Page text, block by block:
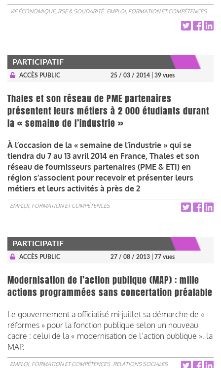
VIE ÉCONOMIQUE, RSE & SOLIDARITÉ EMPLOI, FORMATION ET COMPÉTENCES
PARTICIPATIF
ACCÈS PUBLIC 25 / 03 / 2014 | 39 vues
Thales et son réseau de PME partenaires
présentent leurs métiers à 2 000 étudiants durant
la « semaine de l’industrie »
À l’occasion de la « semaine de l’industrie » qui se
tiendra du 7 au 13 avril 2014 en France, Thales et son
réseau de fournisseurs partenaires (PME & ETI) en
région s’associent pour recevoir et présenter leurs
métiers et leurs activités à près de 2
EMPLOI, FORMATION ET COMPÉTENCES
PARTICIPATIF
ACCÈS PUBLIC 27 / 08 / 2013 | 77 vues
Modernisation de l’action publique (MAP) : mille
actions programmées sans concertation préalable
Le gouvernement a officialisé mi-juillet sa démarche de «
réformes » pour la fonction publique selon un nouveau
cadre : celui de la « modernisation de l’action publique », la
MAP.
EMPLOI, FORMATION ET COMPÉTENCES RELATIONS SOCIALES